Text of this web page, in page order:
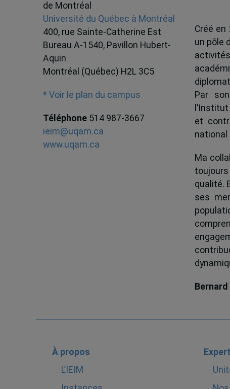
de Montréal
Université du Québec à Montréal
400, rue Sainte-Catherine Est
Bureau A-1540, Pavillon Hubert-
Aquin
Montréal (Québec) H2L 3C5
* Voir le plan du campus
Téléphone 514 987-3667
ieim@uqam.ca
www.uqam.ca
Créé en
un pôle
Par
et
national
Ma
qualité.
ses
Bernard
À propos
L’IEIM